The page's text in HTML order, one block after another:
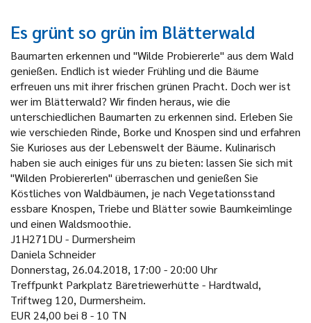
Es grünt so grün im Blätterwald
Baumarten erkennen und "Wilde Probiererle" aus dem Wald
genießen. Endlich ist wieder Frühling und die Bäume
erfreuen uns mit ihrer frischen grünen Pracht. Doch wer ist
wer im Blätterwald? Wir finden heraus, wie die
unterschiedlichen Baumarten zu erkennen sind. Erleben Sie
wie verschieden Rinde, Borke und Knospen sind und erfahren
Sie Kurioses aus der Lebenswelt der Bäume. Kulinarisch
haben sie auch einiges für uns zu bieten: lassen Sie sich mit
"Wilden Probiererlen" überraschen und genießen Sie
Köstliches von Waldbäumen, je nach Vegetationsstand
essbare Knospen, Triebe und Blätter sowie Baumkeimlinge
und einen Waldsmoothie.
J1H271DU - Durmersheim
Daniela Schneider
Donnerstag, 26.04.2018, 17:00 - 20:00 Uhr
Treffpunkt Parkplatz Bäretriewerhütte - Hardtwald,
Triftweg 120, Durmersheim.
EUR 24,00 bei 8 - 10 TN